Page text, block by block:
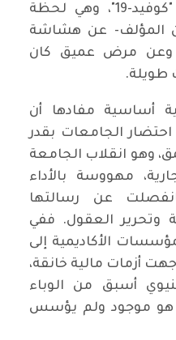
الكتاب في خضم جائحة "كوفيد-19"، وهي لحظة
المؤلف- عن هشاشة
وعن مرض عميق كان
أساسية مفادها أن
الجامعات بقدر
وهو انقلاب الجامعة
مهووسة بالأداء
عن رسالتها
وتحرير العقول. ففي
الأكاديمية إلى
أزمات مالية خانقة،
أسبق من الوباء
هو موجود ولم يؤسس